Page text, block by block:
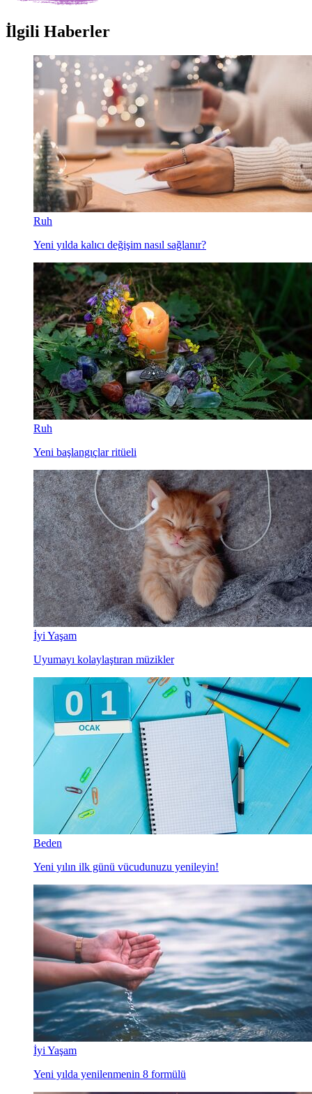
İlgili Haberler
Ruh
Yeni yılda kalıcı değişim nasıl sağlanır?
Ruh
Yeni başlangıçlar ritüeli
İyi Yaşam
Uyumayı kolaylaştıran müzikler
Beden
Yeni yılın ilk günü vücudunuzu yenileyin!
İyi Yaşam
Yeni yılda yenilenmenin 8 formülü